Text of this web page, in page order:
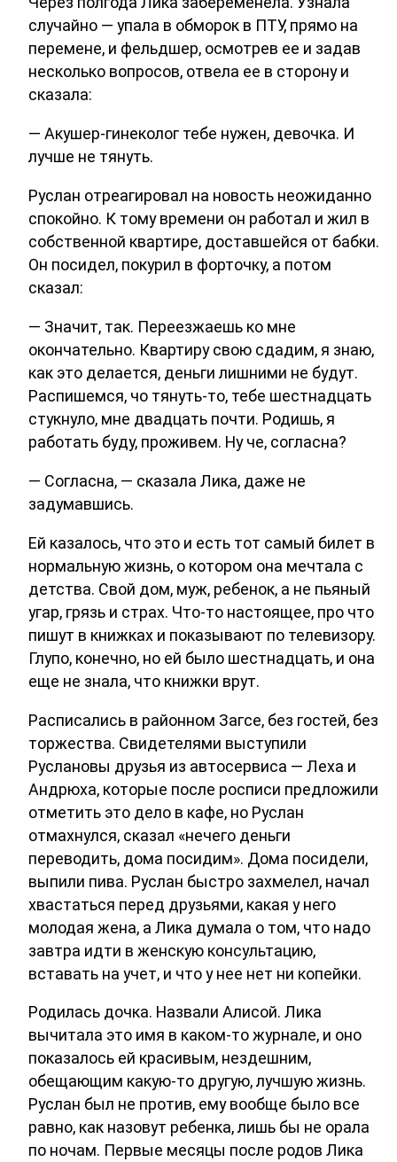
случайно — упала в обморок в ПТУ, прямо на
перемене, и фельдшер, осмотрев ее и задав
несколько вопросов, отвела ее в сторону и
сказала:
— Акушер-гинеколог тебе нужен, девочка. И
лучше не тянуть.
Руслан отреагировал на новость неожиданно
спокойно. К тому времени он работал и жил в
собственной квартире, доставшейся от бабки.
Он посидел, покурил в форточку, а потом
сказал:
— Значит, так. Переезжаешь ко мне
окончательно. Квартиру свою сдадим, я знаю,
как это делается, деньги лишними не будут.
Распишемся, чо тянуть-то, тебе шестнадцать
стукнуло, мне двадцать почти. Родишь, я
работать буду, проживем. Ну че, согласна?
— Согласна, — сказала Лика, даже не
задумавшись.
Ей казалось, что это и есть тот самый билет в
нормальную жизнь, о котором она мечтала с
детства. Свой дом, муж, ребенок, а не пьяный
угар, грязь и страх. Что-то настоящее, про что
пишут в книжках и показывают по телевизору.
Глупо, конечно, но ей было шестнадцать, и она
еще не знала, что книжки врут.
Расписались в районном Загсе, без гостей, без
торжества. Свидетелями выступили
Руслановы друзья из автосервиса — Леха и
Андрюха, которые после росписи предложили
отметить это дело в кафе, но Руслан
отмахнулся, сказал «нечего деньги
переводить, дома посидим». Дома посидели,
выпили пива. Руслан быстро захмелел, начал
хвастаться перед друзьями, какая у него
молодая жена, а Лика думала о том, что надо
завтра идти в женскую консультацию,
вставать на учет, и что у нее нет ни копейки.
Родилась дочка. Назвали Алисой. Лика
вычитала это имя в каком-то журнале, и оно
показалось ей красивым, нездешним,
обещающим какую-то другую, лучшую жизнь.
Руслан был не против, ему вообще было все
равно, как назовут ребенка, лишь бы не орала
по ночам. Первые месяцы после родов Лика